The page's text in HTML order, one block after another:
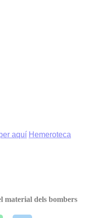
aquí Hemeroteca
material dels bombers